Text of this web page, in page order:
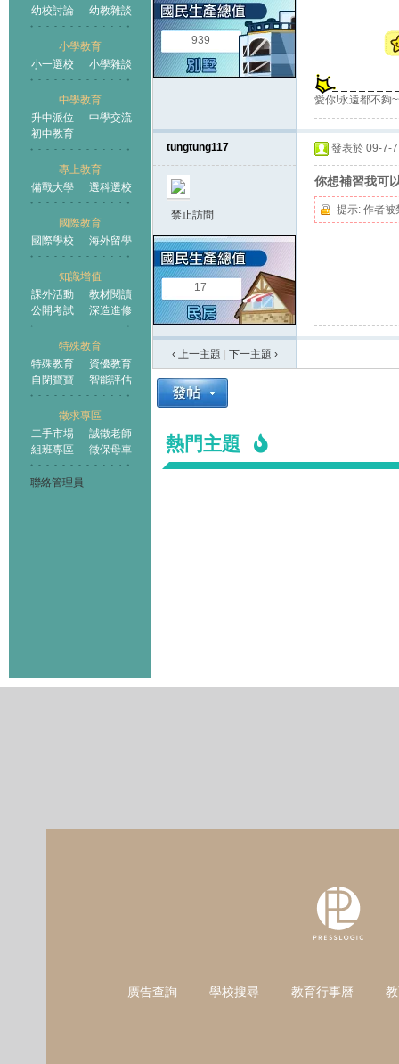
幼校討論
幼教雜談
小學教育
小一選校
小學雜談
中學教育
升中派位
中學交流
初中教育
專上教育
備戰大學
選科選校
國際教育
國際學校
海外留學
知識增值
課外活動
教材閱讀
公開考試
深造進修
特殊教育
特殊教育
資優教育
自閉寶寶
智能評估
徵求專區
二手市場
誠徵老師
組班專區
徵保母車
聯絡管理員
王國
939
愛你!永遠都不夠
tungtung117
禁止訪問
17
發表於 09-7-
你想補習我可
提示: 作者被
‹ 上一主題 下一主題 ›
熱門主題
廣告查詢 學校搜尋 教育行事曆